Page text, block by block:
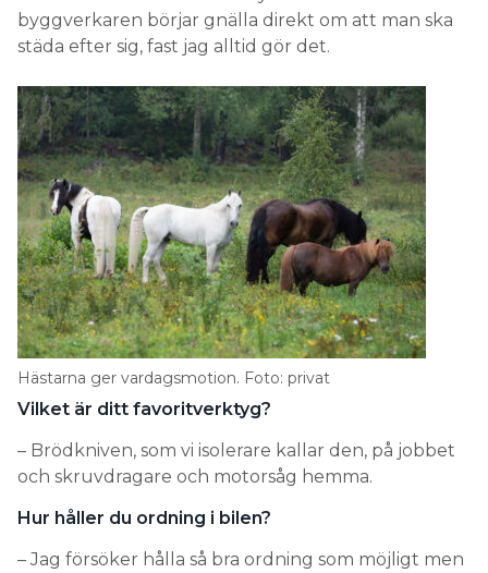
byggverkaren börjar gnälla direkt om att man ska
städa efter sig, fast jag alltid gör det.
Hästarna ger vardagsmotion. Foto: privat
Vilket är ditt favoritverktyg?
– Brödkniven, som vi isolerare kallar den, på jobbet
och skruvdragare och motorsåg hemma.
Hur håller du ordning i bilen?
– Jag försöker hålla så bra ordning som möjligt men